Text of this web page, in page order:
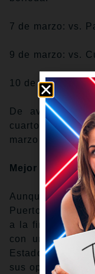
7 de marzo: vs.
9 de marzo: vs.
10 de marzo: vs.
De avanzar de
cuartos de final
marzo.
Mejor
Aunque también
Puerto Rico se
a la final con un
con una
Estados Unidos
sus oponentes